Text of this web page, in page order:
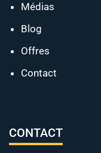
Médias
Blog
Offres
Contact
CONTACT